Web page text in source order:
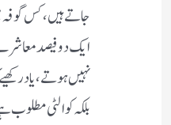
جاتے ہیں، کس گوفہ
ایک دو فیصد
نہیں ہوتے ، یاد
بلکہ کوالٹی مطلوب